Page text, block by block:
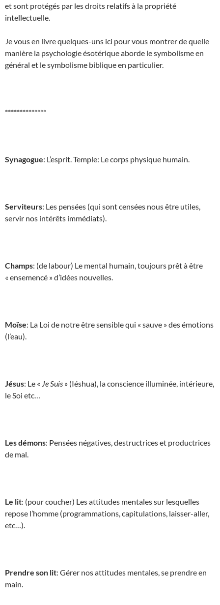
et sont protégés par les droits relatifs à la propriété
intellectuelle.
Je vous en livre quelques-uns ici pour vous montrer de quelle
manière la psychologie ésotérique aborde le symbolisme en
général et le symbolisme biblique en particulier.
**************
Synagogue: L’esprit. Temple: Le corps physique humain.
Serviteurs: Les pensées (qui sont censées nous être utiles,
servir nos intérêts immédiats).
Champs: (de labour) Le mental humain, toujours prêt à être
« ensemencé » d’idées nouvelles.
Moïse: La Loi de notre être sensible qui « sauve » des émotions
(l’eau).
Jésus: Le « Je Suis » (Iéshua), la conscience illuminée, intérieure,
le Soi etc…
Les démons: Pensées négatives, destructrices et productrices
de mal.
Le lit: (pour coucher) Les attitudes mentales sur lesquelles
repose l’homme (programmations, capitulations, laisser-aller,
etc…).
Prendre son lit: Gérer nos attitudes mentales, se prendre en
main.